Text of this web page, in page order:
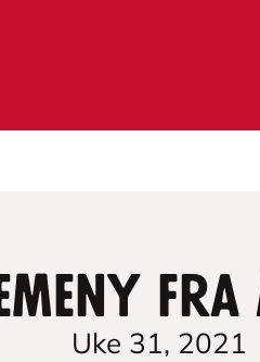
fra
Uke 31, 2021